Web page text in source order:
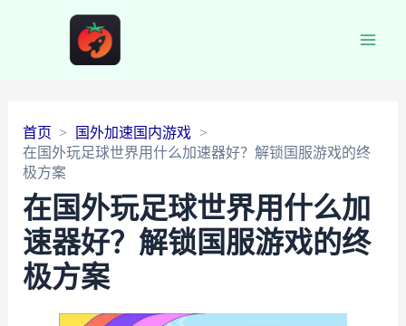
首页
国外加速国内游戏
在国外玩足球世界用什么加速器好？解锁国服游戏的终
极方案
在国外玩足球世界用什么加
速器好？解锁国服游戏的终
极方案